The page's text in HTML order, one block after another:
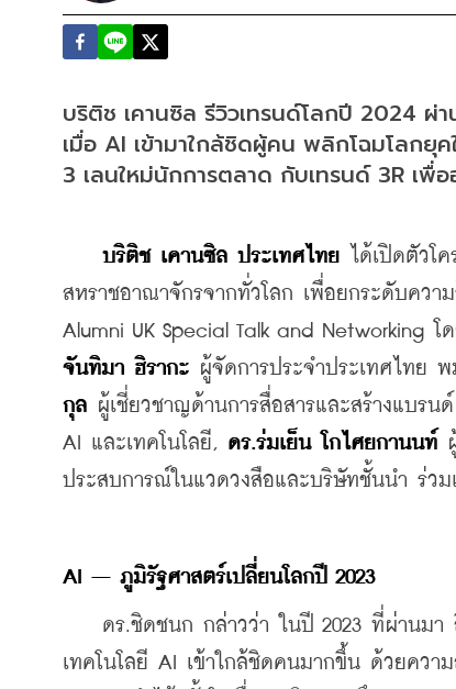
บริติช เคานซิล รีวิวเทรนด์โลกปี 2024
เมื่อ AI เข้ามาใกล้ชิดผู้คน พลิกโฉมโลกยุ
3 เลนใหม่นักการตลาด กับเทรนด์ 3R เพื่
บริติช เคานซิล ประเทศไทย ได้เปิดตัวโ
สหราชอาณาจักรจากทั่วโลก เพื่อยกระดับคว
จันทิมา ฮิรากะ ผู้จัดการประจำประเทศไทย
กุล ผู้เชี่ยวชาญด้านการสื่อสารและสร้างแบรน
AI และเทคโนโลยี, ดร.ร่มเย็น โกไศยกานนท์
ประสบการณ์ในแวดวงสือและบริษัทชั้นนำ ร่วม
AI – ภูมิรัฐศาสตร์เปลี่ยนโลกปี 2023
ดร.ชิดชนก กล่าวว่า ในปี 2023 ที่ผ่านมา สิ่
เทคโนโลยี AI เข้าใกล้ชิดคนมากขึ้น ด้วยควา